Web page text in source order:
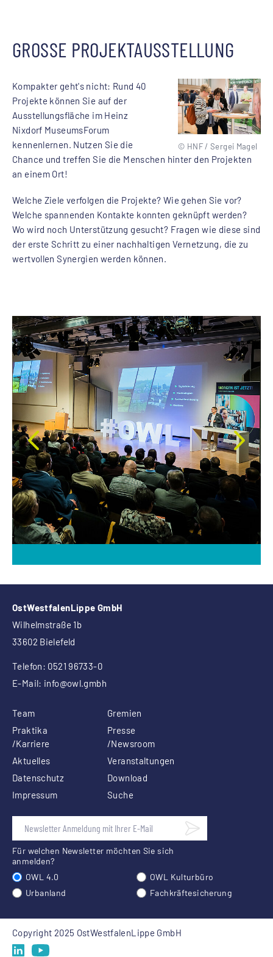
GROSSE PROJEKTAUSSTELLUNG
© HNF / Sergei Magel
Kompakter geht's nicht: Rund 40
Projekte können Sie auf der
Ausstellungsfläche im Heinz
Nixdorf MuseumsForum
kennenlernen. Nutzen Sie die
Chance und treffen Sie die Menschen hinter den Projekten
an einem Ort!
Welche Ziele verfolgen die Projekte? Wie gehen Sie vor?
Welche spannenden Kontakte konnten geknüpft werden?
Wo wird noch Unterstützung gesucht? Fragen wie diese sind
der erste Schritt zu einer nachhaltigen Vernetzung, die zu
wertvollen Synergien werden können.
OstWestfalenLippe GmbH
Wilhelmstraße 1b
33602 Bielefeld
Telefon: 0521 96733-0
E-Mail: info@owl.gmbh
Team
Gremien
Praktika
/Karriere
Presse
/Newsroom
Aktuelles
Veranstaltungen
Datenschutz
Download
Impressum
Suche
Für welchen Newsletter möchten Sie sich
anmelden?
OWL 4.0
OWL Kulturbüro
Urbanland
Fachkräftesicherung
Copyright 2025 OstWestfalenLippe GmbH